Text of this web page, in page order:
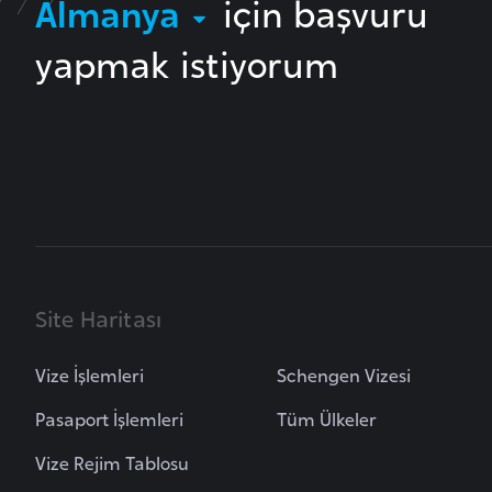
Almanya
için başvuru
yapmak istiyorum
Site Haritası
Vize İşlemleri
Pasaport İşlemleri
Vize Rejim Tablosu
Schengen Vizesi
Tüm Ülkeler
B
u
a
B
u
r